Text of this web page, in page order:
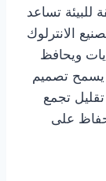
للبيئة تساعد
الانترلوك
ويحافظ
يسمح تصميم
تجمع
على